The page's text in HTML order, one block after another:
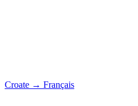
Croate → Français